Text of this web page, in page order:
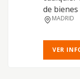
de bienes
MADRID
VER